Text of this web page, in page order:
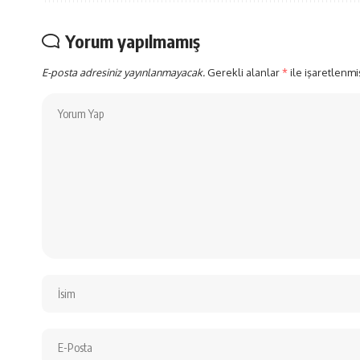
Yorum yapılmamış
E-posta adresiniz yayınlanmayacak. Gerekli alanlar*ile